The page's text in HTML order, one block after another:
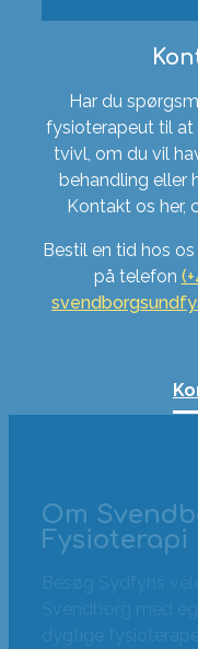
Har du
fysioterapeut til at
tvivl, om du vil
behandling eller
Kontakt os her,
Bestil en tid hos
på telefon
Om
Fysioterapi
Besøg Sydfyns
Svendborg med
dygtige